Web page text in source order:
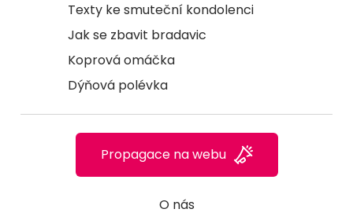
Texty ke smuteční kondolenci
Jak se zbavit bradavic
Koprová omáčka
Dýňová polévka
O nás
Propagace na webu